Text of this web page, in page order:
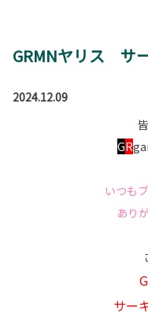
GRMNヤリス サ
2024.12.09
GR
いつも
あり
サー